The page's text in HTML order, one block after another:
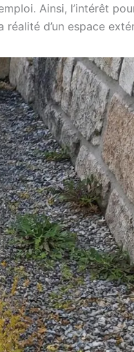
Ainsi, l’intérêt
d’un espace